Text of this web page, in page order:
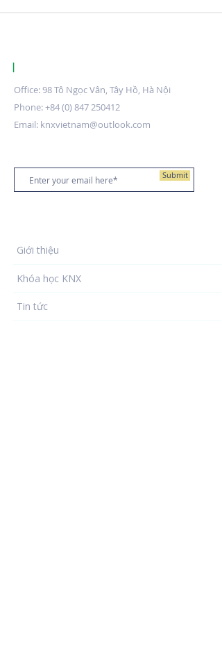
|
Office: 98 Tô Ngọc Vân, Tây Hồ, Hà Nội
Phone:+84 (0) 847 250412
Email: knxvietnam@outlook.com
Submit
Giới thiệu
Khóa học KNX
Tin tức